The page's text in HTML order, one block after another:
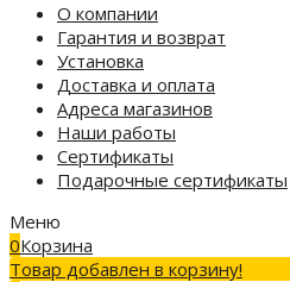
О компании
Гарантия и возврат
Установка
Доставка и оплата
Адреса магазинов
Наши работы
Сертификаты
Подарочные сертификаты
Меню
0Корзина
Товар добавлен в корзину!